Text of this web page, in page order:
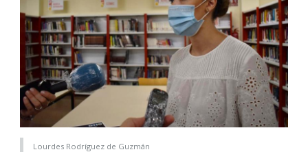
Lourdes Rodríguez de Guzmán